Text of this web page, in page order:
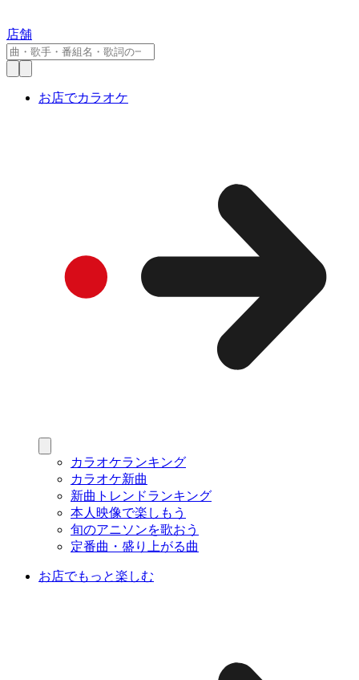
店舗
お店でカラオケ
カラオケランキング
カラオケ新曲
新曲トレンドランキング
本人映像で楽しもう
旬のアニソンを歌おう
定番曲・盛り上がる曲
お店でもっと楽しむ